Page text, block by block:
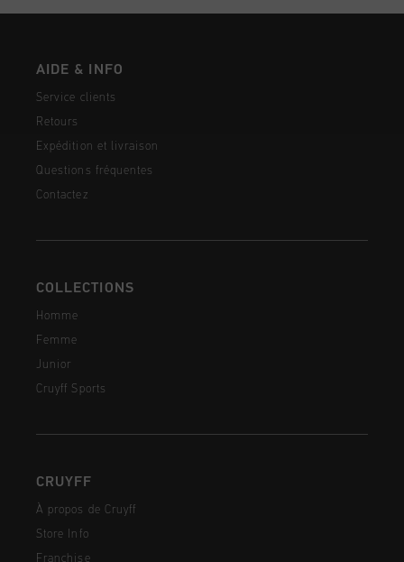
AIDE & INFO
Service clients
Retours
Expédition et livraison
Questions fréquentes
Contactez
COLLECTIONS
Homme
Femme
Junior
Cruyff Sports
CRUYFF
À propos de Cruyff
Store Info
Franchise